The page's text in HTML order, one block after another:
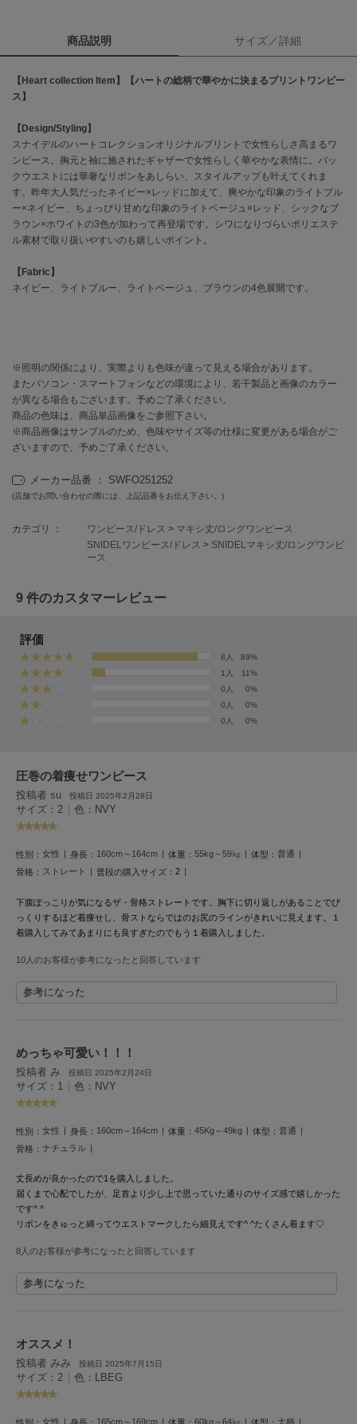
Clarks Premium
クラークス
コードエー
COLE HAAN
コール ハーン
CONVERSE
コンバース
DANSKIN
ダンスキン
エイミー イストワール
emmi
エミ
emmi atelier
emmi yoga
エミヨガ
ETRÉ TOKYO
エトレトウキョウ
アイ
FILA
FRAY I.D
フレイアイディー
gelato pique
ジェラート ピケ
ジェラート ピケ キャットアンドドッグ
gelato pique Sleep
ジェラート ピケ スリープ
GRAMICCI
グラミチ
HUNTER
ハンター
ホカ オネオネ
KEEN
キーン
ラート
ルコックスポルティフ
LeSportsac
商品説明 サイズ／詳細
【Heart collection Item】
【ハートの総柄で華やかに決まるプリントワンピー
ス】
【Design/Styling】
スナイデルのハートコレクションオリジナルプリントで女性らしさ高まるワ
ンピース。胸元と袖に施されたギャザーで女性らしく華やかな表情に。バッ
クウエストには華奢なリボンをあしらい、スタイルアップも叶えてくれま
す。昨年大人気だったネイビー×レッドに加えて、爽やかな印象のライトブル
ー×ネイビー、ちょっぴり甘めな印象のライトベージュ×レッド、シックなブ
ラウン×ホワイトの3色が加わって再登場です。シワになりづらいポリエステ
ル素材で取り扱いやすいのも嬉しいポイント。
【Fabric】
ネイビー、ライトブルー、ライトベージュ、ブラウンの4色展開です。
※照明の関係により、実際よりも色味が違って見える場合があります。
またパソコン・スマートフォンなどの環境により、若干製品と画像のカラー
が異なる場合もございます。予めご了承ください。
商品の色味は、商品単品画像をご参照下さい。
※商品画像はサンプルのため、色味やサイズ等の仕様に変更がある場合がご
ざいますので、予めご了承ください。
メーカー品番 ： SWFO251252
(店舗でお問い合わせの際には、上記品番をお伝え下さい。)
カテゴリ ： ワンピース/ドレス > マキシ丈/ロングワンピース
SNIDELワンピース/ドレス > SNIDELマキシ丈/ロングワンピ
ース
9 件のカスタマーレビュー
評価
8人
89%
1人
11%
0人
0%
0人
0%
0人
0%
圧巻の着痩せワンピース
投稿者 su 投稿日 2025年2月28日
サイズ：2 | 色：NVY
性別： 女性 身長： 160cm～164cm 体重： 55kg～59㎏ 体型： 普通
骨格： ストレート 普段の購入サイズ： 2
下腹ぽっこりが気になるザ・骨格ストレートです。胸下に切り返しがあることでび
っくりするほど着痩せし、骨ストならではのお尻のラインがきれいに見えます。１
着購入してみてあまりにも良すぎたのでもう１着購入しました。
10人のお客様が参考になったと回答しています
参考になった
めっちゃ可愛い！！！
投稿者 み 投稿日 2025年2月24日
サイズ：1 | 色：NVY
性別： 女性 身長： 160cm～164cm 体重： 45Kg～49kg 体型： 普通
骨格： ナチュラル
丈長めが良かったので1を購入しました。
届くまで心配でしたが、足首より少し上で思っていた通りのサイズ感で嬉しかった
です^ ^
リボンをきゅっと縛ってウエストマークしたら細見えです^ ^たくさん着ます♡
8人のお客様が参考になったと回答しています
参考になった
オススメ！
投稿者 みみ 投稿日 2025年7月15日
サイズ：2 色：LBEG
女性 165cm～169cm 60kg～64㎏ 大柄